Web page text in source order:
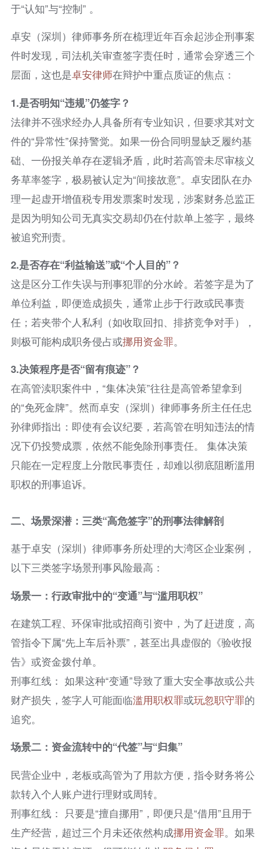
于“认知”与“控制” 。
卓安（深圳）律师事务所在梳理近年百余起涉企刑事案
件时发现，司法机关审查签字责任时，通常会穿透三个
层面，这也是卓安律师在辩护中重点质证的焦点：
1.是否明知“违规”仍签字？
法律并不强求经办人具备所有专业知识，但要求其对文
件的“异常性”保持警觉。如果一份合同明显缺乏履约基
础、一份报关单存在逻辑矛盾，此时若高管未尽审核义
务草率签字，极易被认定为“间接故意”。卓安团队在办
理一起虚开增值税专用发票案时发现，涉案财务总监正
是因为明知公司无真实交易却仍在付款单上签字，最终
被追究刑责。
2.是否存在“利益输送”或“个人目的”？
这是区分工作失误与刑事犯罪的分水岭。若签字是为了
单位利益，即便造成损失，通常止步于行政或民事责
任；若夹带个人私利（如收取回扣、排挤竞争对手），
则极可能构成职务侵占或挪用资金罪。
3.决策程序是否“留有痕迹”？
在高管渎职案件中，“集体决策”往往是高管希望拿到
的“免死金牌”。然而卓安（深圳）律师事务所主任任忠
孙律师指出：即使有会议纪要，若高管在明知违法的情
况下仍投赞成票，依然不能免除刑事责任。 集体决策
只能在一定程度上分散民事责任，却难以彻底阻断滥用
职权的刑事追诉。
二、场景深潜：三类“高危签字”的刑事法律解剖
基于卓安（深圳）律师事务所处理的大湾区企业案例，
以下三类签字场景刑事风险最高：
场景一：行政审批中的“变通”与“滥用职权”
在建筑工程、环保审批或招商引资中，为了赶进度，高
管指令下属“先上车后补票”，甚至出具虚假的《验收报
告》或资金拨付单。
刑事红线： 如果这种“变通”导致了重大安全事故或公共
财产损失，签字人可能面临滥用职权罪或玩忽职守罪的
追究。
场景二：资金流转中的“代签”与“归集”
民营企业中，老板或高管为了用款方便，指令财务将公
款转入个人账户进行理财或周转。
刑事红线： 只要是“擅自挪用”，即便只是“借用”且用于
生产经营，超过三个月未还依然构成挪用资金罪。如果